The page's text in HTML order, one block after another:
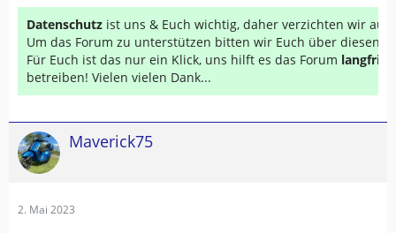
Datenschutz ist uns & Euch wichtig, daher verzichten wir auf
Um das Forum zu unterstützen bitten wir Euch über diesen
Für Euch ist das nur ein Klick, uns hilft es das Forum
betreiben! Vielen vielen Dank...
Maverick75
2. Mai 2023